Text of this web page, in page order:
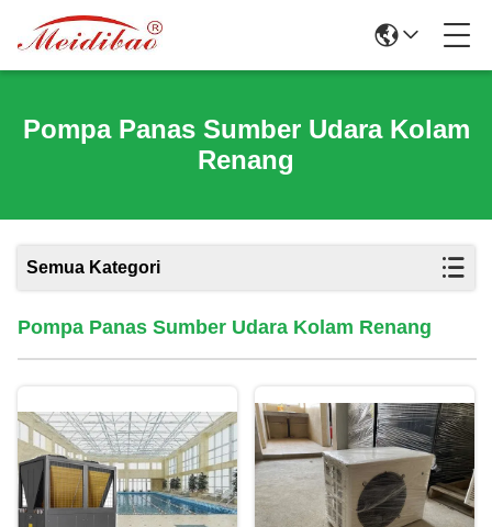
Pompa Panas Sumber Udara Kolam
Renang
Semua Kategori
Pompa Panas Sumber Udara Kolam Renang